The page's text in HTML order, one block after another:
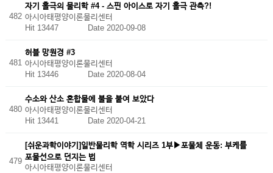
482
자기 홀극의 물리학 #4 - 스핀 아이스로 자기 홀극 관측?!
아시아태평양이론물리센터
Hit 13447 Date 2020-09-08
481
허블 망원경 #3
아시아태평양이론물리센터
Hit 13446 Date 2020-08-04
480
수소와 산소 혼합물에 불을 붙여 보았다
아시아태평양이론물리센터
Hit 13441 Date 2020-04-21
479
[쉬운과학이야기]일반물리학 역학 시리즈 1부▶포물체 운동: 부케를
포물선으로 던지는 법
아시아태평양이론물리센터